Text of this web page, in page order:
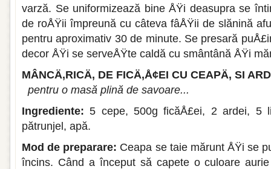
varză. Se uniformizează bine ÅŸi deasupra se
de roÅŸii împreună cu câteva fâÅŸii de slănină
pentru aproximativ 30 de minute. Se presară
decor ÅŸi se serveÅŸte caldă cu smântână ÅŸi
MÂNCÄ‚RICÄ‚ DE FICÄ‚Å¢EI CU CEAPÄ‚ SI
pentru o masă plină de savoare...
Ingrediente: 5 cepe, 500g ficăÅ£ei, 2 ardei, 5
pătrunjel, apă.
Mod de preparare: Ceapa se taie mărunt ÅŸi se
încins. Când a început să capete o culoare